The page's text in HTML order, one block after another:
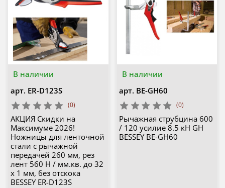
В наличии
арт. ER-D123S
(0)
АКЦИЯ Скидки на
Максимуме 2026!
Ножницы для ленточной
стали с рычажной
передачей 260 мм, рез
лент 560 Н / мм.кв. до 32
x 1 мм, без отскока
BESSEY ER-D123S
В наличии
арт. BE-GH60
(0)
Рычажная струбцина 600
/ 120 усилие 8.5 кН GH
BESSEY BE-GH60